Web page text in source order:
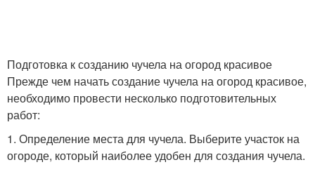
Подготовка к созданию чучела на огород красивое
Прежде чем начать создание чучела на огород красивое,
необходимо провести несколько подготовительных
работ:
1. Определение места для чучела. Выберите участок на
огороде, который наиболее удобен для создания чучела.